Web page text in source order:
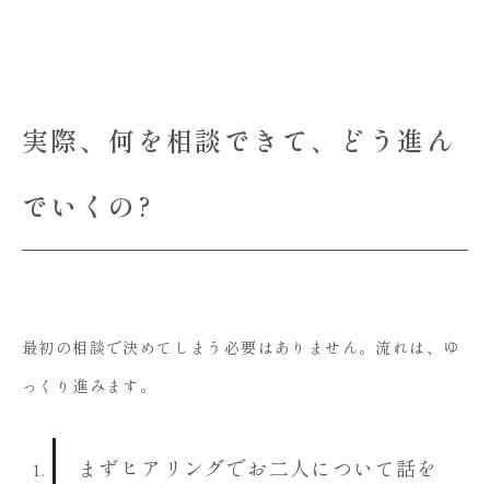
実際、何を相談できて、どう進ん
でいくの?
最初の相談で決めてしまう必要はありません。流れは、ゆ
っくり進みます。
まずヒアリングでお二人について話を